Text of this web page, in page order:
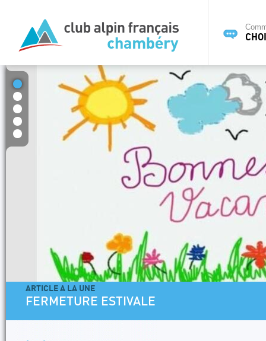
ARTICLE A LA UNE
FERMETURE ESTIVALE